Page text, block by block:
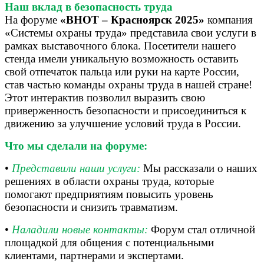
Наш вклад в безопасность труда
На форуме «ВНОТ – Красноярск 2025» компания
«Системы охраны труда» представила свои услуги в
рамках выставочного блока. Посетители нашего
стенда имели уникальную возможность оставить
свой отпечаток пальца или руки на карте России,
став частью команды охраны труда в нашей стране!
Этот интерактив позволил выразить свою
приверженность безопасности и присоединиться к
движению за улучшение условий труда в России.
Что мы сделали на форуме:
• Представили наши услуги: Мы рассказали о наших
решениях в области охраны труда, которые
помогают предприятиям повысить уровень
безопасности и снизить травматизм.
• Наладили новые контакты: Форум стал отличной
площадкой для общения с потенциальными
клиентами, партнерами и экспертами.